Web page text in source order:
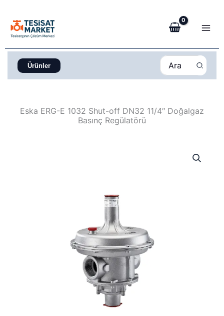
atla
Ürünler
Search
for:
Eska ERG-E 1032 Shut-off DN32 11/4″ Doğalgaz
Basınç Regülatörü